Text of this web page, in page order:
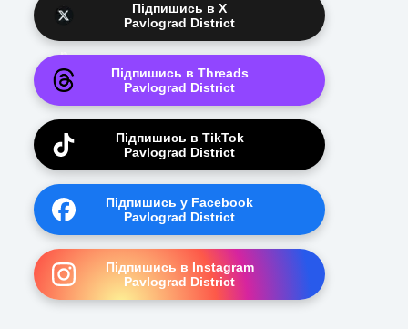
Підпишись в X
Pavlograd District
Підпишись в Threads
Pavlograd District
Підпишись в TikTok
Pavlograd District
Підпишись у Facebook
Pavlograd District
Підпишись в Instagram
Pavlograd District